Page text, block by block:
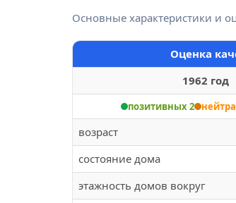
Основные характеристики и
Оценка
1962 год
позитивных 2
возраст
состояние дома
этажность домов вокруг